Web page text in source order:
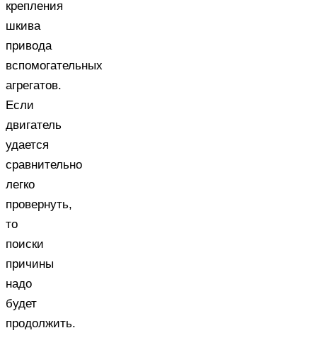
крепления
шкива
привода
вспомогательных
агрегатов.
Если
двигатель
удается
сравнительно
легко
провернуть,
то
поиски
причины
надо
будет
продолжить.